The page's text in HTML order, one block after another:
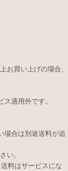
お買い上げの場合、
適用外です。
場合は別途送料が追
い。
料はサービスにな